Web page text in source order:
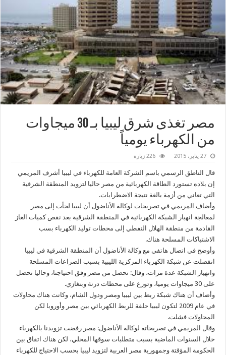
‫مصر‬ تغذى شرق ليبيا بـ 30 ميجاوات
من الكهرباء يومياً
27 يناير، 2015 226 زيارة
قال الناطق الرسمي باسم الشركة العامة للكهرباء في ليبيا أشرف المريمي
إن بلاده تستورد الطاقة الكهربائية من مصر حاليا لتزويد المنطقة الشرقية
التي تعاني من أزمة بالغة نتيجة الاضطرابات.
وأضاف المريمي في تصريحات لوكالة الأناضول أن ليبيا لجأت إلى مصر
لمعالجة انهيار الشبكة الكهربائية في المنطقة الشرقية بعد نقص كميات الغاز
القادمة من منطقة الهلال النفطي إلى محطات توليد الكهرباء بسب
الاشتباكات المسلحة هناك.
وأوضح في اتصال هاتفي مع وكالة الأناضول أن المنطقة الشرقية في ليبيا
انفصلت عن شبكة الكهرباء المركزية الليبية بسبب الصراعات المسلحة
وانهيار الشبكة عدة مرات، وقال: نحصل من مصر وفق احتياجنا، وحاليا نحصل
على 30 ميجاوات يوميا، وتوزع على محطات درنة وبنغازي.
وأضاف أن هناك شبكة ربط بين ليبيا ومصر ودول الشام، وكانت هناك محاولات
في عام 2009 لتكون ليبيا حلقة للربط الكهربائي بين مصر وأوروبا لكن
المحاولات فشلت.
وقال المريمي في تصريحاته لوكالة الأناضول: مصر رفضت تزويدنا بالكهرباء
خلال السنوات الماضية بسبب متطلبات سوقها المحلي، لكن هناك اتفاق بين
الحكومة المؤقتة وجمهورية مصر العربية لتزويد ليبيا بحسب الاحتياج للكهرباء